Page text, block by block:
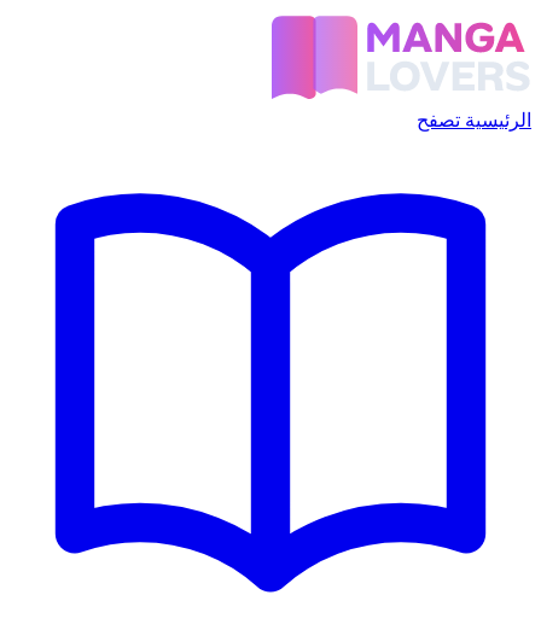
الرئيسية تصفح